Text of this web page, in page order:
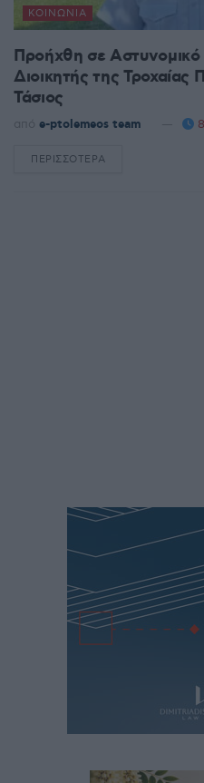
ΚΟΙΝΩΝΊΑ
Προήχθη σε
Διοικητής της
Τάσιος
από e-ptolemeos team
ΠΕΡΙΣΣΌΤΕΡΑ